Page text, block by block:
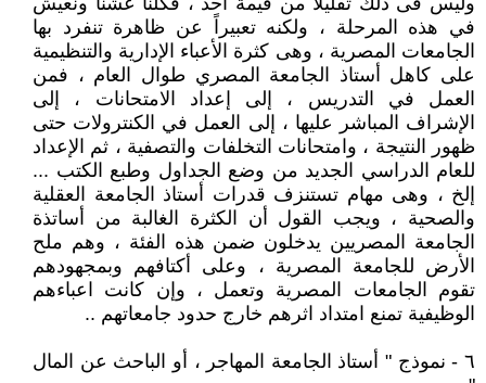
في هذه المرحلة ، ولكنه تعبيراً عن ظاهرة تنفرد بها
الجامعات المصرية ، وهى كثرة الأعباء الإدارية والتنظيمية
على كاهل أستاذ الجامعة المصري طوال العام ، فمن
العمل في التدريس ، إلى إعداد الامتحانات ، إلى
الإشراف المباشر عليها ، إلى العمل في الكنترولات حتى
ظهور النتيجة ، وامتحانات التخلفات والتصفية ، ثم الإعداد
للعام الدراسي الجديد من وضع الجداول وطبع الكتب ...
إلخ ، وهى مهام تستنزف قدرات أستاذ الجامعة العقلية
والصحية ، ويجب القول أن الكثرة الغالبة من أساتذة
الجامعة المصريين يدخلون ضمن هذه الفئة ، وهم ملح
الأرض للجامعة المصرية ، وعلى أكتافهم وبمجهودهم
تقوم الجامعات المصرية وتعمل ، وإن كانت اعباءهم
الوظيفية تمنع امتداد اثرهم خارج حدود جامعاتهم ..
٦ - نموذج " أستاذ الجامعة المهاجر ، أو الباحث عن المال